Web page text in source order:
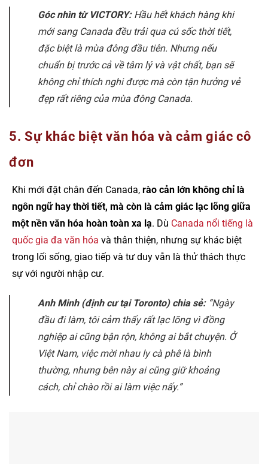
Góc nhìn từ VICTORY: Hầu hết khách hàng khi
mới sang Canada đều trải qua cú sốc thời tiết,
đặc biệt là mùa đông đầu tiên. Nhưng nếu
chuẩn bị trước cả về tâm lý và vật chất, bạn sẽ
không chỉ thích nghi được mà còn tận hưởng vẻ
đẹp rất riêng của mùa đông Canada.
5. Sự khác biệt văn hóa và cảm giác cô
đơn
Khi mới đặt chân đến Canada, rào cản lớn không chỉ là
ngôn ngữ hay thời tiết, mà còn là cảm giác lạc lõng giữa
một nền văn hóa hoàn toàn xa lạ. Dù Canada nổi tiếng là
quốc gia đa văn hóa và thân thiện, nhưng sự khác biệt
trong lối sống, giao tiếp và tư duy vẫn là thử thách thực
sự với người nhập cư.
Anh Minh (định cư tại Toronto) chia sẻ: “Ngày
đầu đi làm, tôi cảm thấy rất lạc lõng vì đồng
nghiệp ai cũng bận rộn, không ai bắt chuyện. Ở
Việt Nam, việc mời nhau ly cà phê là bình
thường, nhưng bên này ai cũng giữ khoảng
cách, chỉ chào rồi ai làm việc nấy.”